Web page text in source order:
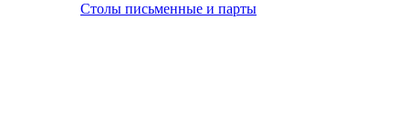
Столы письменные и парты